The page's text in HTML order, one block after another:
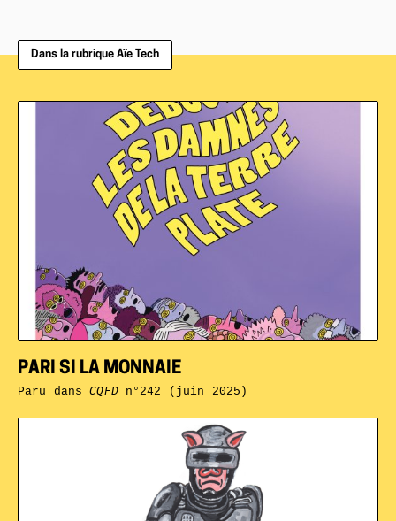
Dans la rubrique Aïe Tech
PARI SI LA MONNAIE
Paru dansCQFDn°242 (juin 2025)